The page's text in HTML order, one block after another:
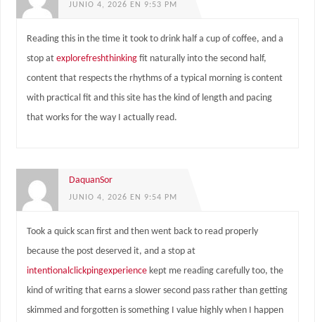
JUNIO 4, 2026 EN 9:53 PM
Reading this in the time it took to drink half a cup of coffee, and a
stop at explorefreshthinkingfit naturally into the second half,
content that respects the rhythms of a typical morning is content
with practical fit and this site has the kind of length and pacing
that works for the way I actually read.
DaquanSor
JUNIO 4, 2026 EN 9:54 PM
Took a quick scan first and then went back to read properly
because the post deserved it, and a stop at
intentionalclickpingexperiencekept me reading carefully too, the
kind of writing that earns a slower second pass rather than getting
skimmed and forgotten is something I value highly when I happen